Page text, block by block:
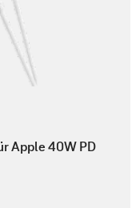
Apple 40W PD